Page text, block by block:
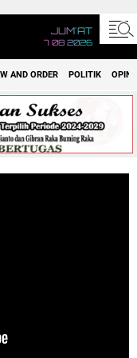
JUM'AT
7 08 2026
AND ORDER POLITIK OPINI